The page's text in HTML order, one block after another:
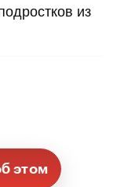
из
этом